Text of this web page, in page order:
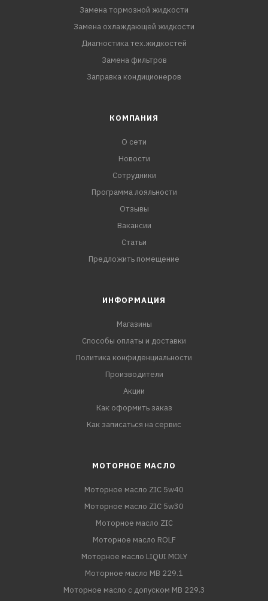
Замена тормозной жидкости
Замена охлаждающей жидкости
Диагностика тех.жидкостей
Замена фильтров
Заправка кондиционеров
КОМПАНИЯ
О сети
Новости
Сотрудники
Программа лояльности
Отзывы
Вакансии
Статьи
Предложить помещение
ИНФОРМАЦИЯ
Магазины
Способы оплаты и доставки
Политика конфиденциальности
Производители
Акции
Как оформить заказ
Как записаться на сервис
МОТОРНОЕ МАСЛО
Моторное масло ZIC 5w40
Моторное масло ZIC 5w30
Моторное масло ZIC
Моторное масло ROLF
Моторное масло LIQUI MOLY
Моторное масло MB 229.1
Моторное масло с допуском MB 229.3